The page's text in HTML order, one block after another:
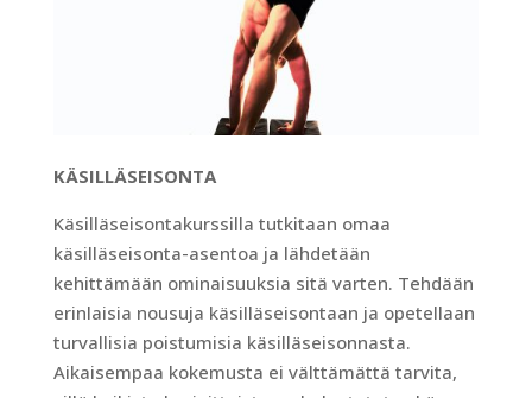
KÄSILLÄSEISONTA
Käsilläseisontakurssilla tutkitaan omaa
käsilläseisonta-asentoa ja lähdetään
kehittämään ominaisuuksia sitä varten. Tehdään
erinlaisia nousuja käsilläseisontaan ja opetellaan
turvallisia poistumisia käsilläseisonnasta.
Aikaisempaa kokemusta ei välttämättä tarvita,